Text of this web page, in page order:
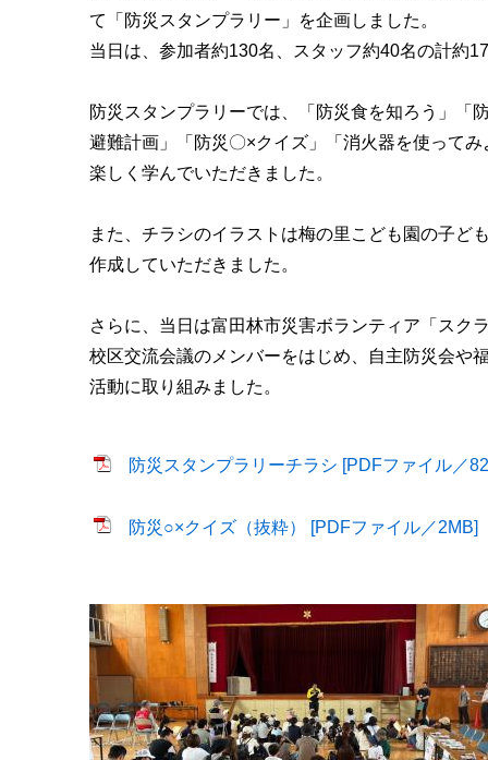
て「防災スタンプラリー」を企画しました。
当日は、参加者約130名、スタッフ約40名の計約
防災スタンプラリーでは、「防災食を知ろう」「
避難計画」「防災〇×クイズ」「消火器を使って
楽しく学んでいただきました。
また、チラシのイラストは梅の里こども園の子ど
作成していただきました。
さらに、当日は富田林市災害ボランティア「スク
校区交流会議のメンバーをはじめ、自主防災会や
活動に取り組みました。
防災スタンプラリーチラシ [PDFファイル／
防災○×クイズ（抜粋） [PDFファイル／2MB]